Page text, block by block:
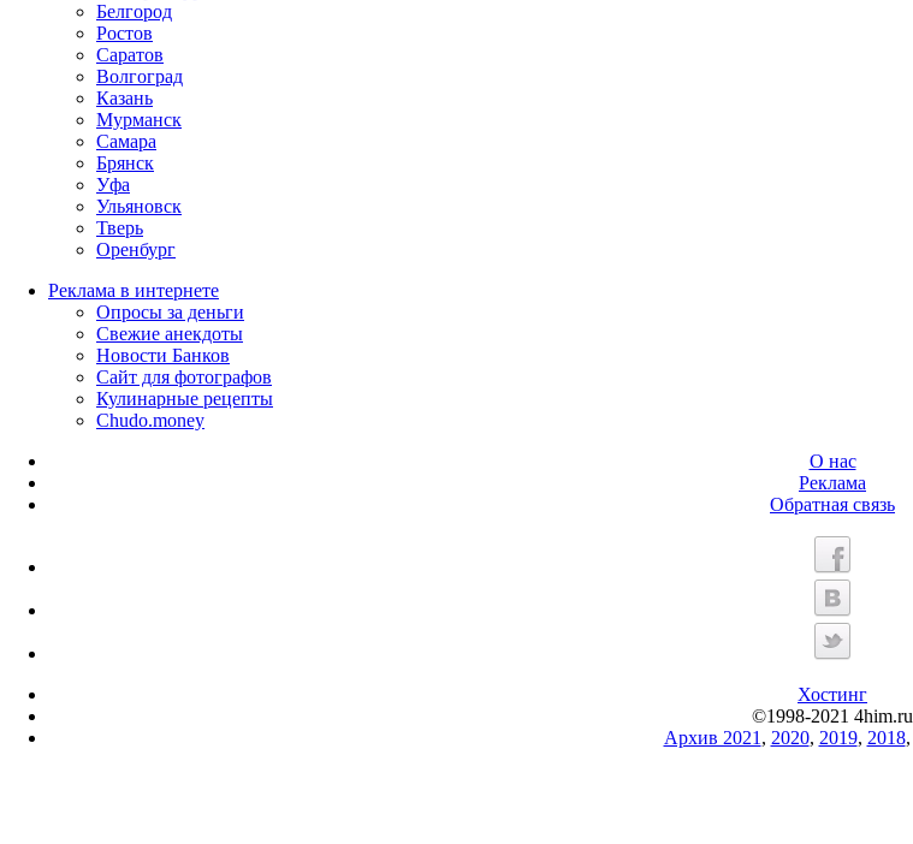
Белгород
Ростов
Саратов
Волгоград
Казань
Мурманск
Самара
Брянск
Уфа
Ульяновск
Тверь
Оренбург
Реклама в интернете
Опросы за деньги
Свежие анекдоты
Новости Банков
Сайт для фотографов
Кулинарные рецепты
Chudo.money
О нас
Реклама
Обратная связь
Хостинг
©1998-2021 4him.ru
Архив 2021 , 2020, 2019, 2018,